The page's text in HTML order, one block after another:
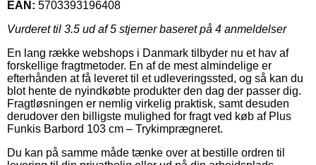
EAN: 5703393196408
Vurderet til 3.5 ud af 5 stjerner baseret på 4 anmeldelser
En lang række webshops i Danmark tilbyder nu et hav af
forskellige fragtmetoder. En af de mest almindelige er
efterhånden at få leveret til et udleveringssted, og så kan du
blot hente de nyindkøbte produkter den dag der passer dig.
Fragtløsningen er nemlig virkelig praktisk, samt desuden
derudover den billigste mulighed for fragt ved køb af Plus
Funkis Barbord 103 cm – Trykimprægneret.
Du kan på samme måde tænke over at bestille ordren til